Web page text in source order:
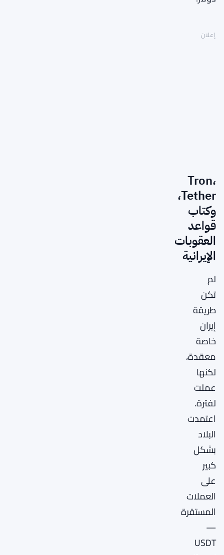
إعلان
Tron،
Tether،
وكتاب
قواعد
العقوبات
الإيرانية
لم
تكن
طريقة
إيران
خاصة
معقدة،
لكنها
عملت
لفترة.
اعتمدت
البلاد
بشكل
كبير
على
العملات
المستقرة
—
USDT